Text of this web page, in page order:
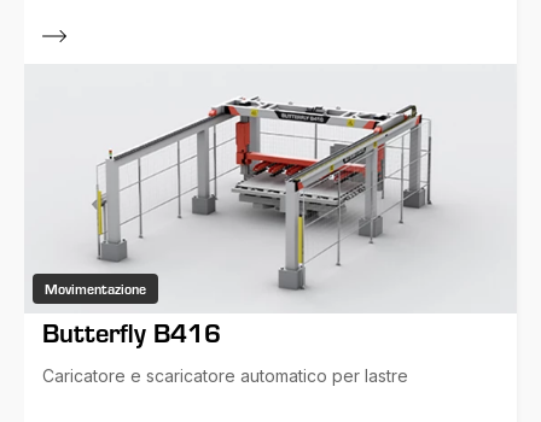
Movimentazione
Butterfly B416
Caricatore e scaricatore automatico per lastre